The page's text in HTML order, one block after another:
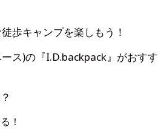
歩キャンプを楽しもう！
ス)の『I.D.backpack』がおすす
！